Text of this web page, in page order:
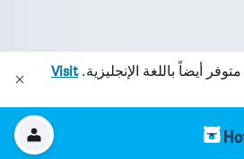
متوفر أيضاً باللغة الإنجليزية.Visit